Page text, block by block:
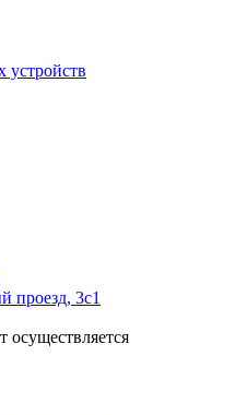
устройств
проезд, 3с1
осуществляется